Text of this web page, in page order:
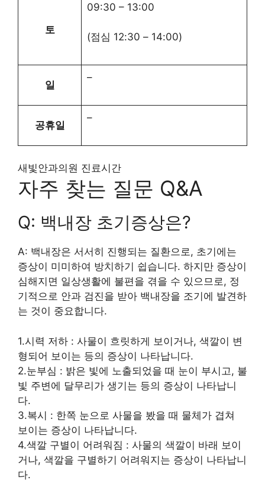
토
09:30 – 13:00
(점심 12:30 – 14:00)
일
–
공휴일
–
새빛안과의원 진료시간
자주 찾는 질문 Q&A
Q: 백내장 초기증상은?
A: 백내장은 서서히 진행되는 질환으로, 초기에는
증상이 미미하여 방치하기 쉽습니다. 하지만 증상이
심해지면 일상생활에 불편을 겪을 수 있으므로, 정
기적으로 안과 검진을 받아 백내장을 조기에 발견하
는 것이 중요합니다.
1.시력 저하 : 사물이 흐릿하게 보이거나, 색깔이 변
형되어 보이는 등의 증상이 나타납니다.
2.눈부심 : 밝은 빛에 노출되었을 때 눈이 부시고, 불
빛 주변에 달무리가 생기는 등의 증상이 나타납니
다.
3.복시 : 한쪽 눈으로 사물을 봤을 때 물체가 겹쳐
보이는 증상이 나타납니다.
4.색깔 구별이 어려워짐 : 사물의 색깔이 바래 보이
거나, 색깔을 구별하기 어려워지는 증상이 나타납니
다.